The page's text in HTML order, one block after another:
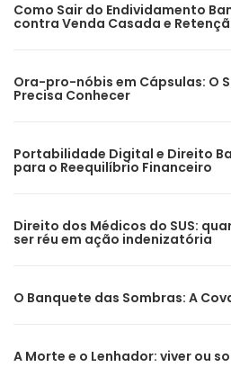
Como Sair do Endividamento
contra Venda Casada e
Ora-pro-nóbis em Cápsulas: O
Precisa Conhecer
Portabilidade Digital e Direito
para o Reequilíbrio Financeiro
Direito dos Médicos do SUS:
ser réu em ação indenizatória
O Banquete das Sombras: A
A Morte e o Lenhador: viver ou